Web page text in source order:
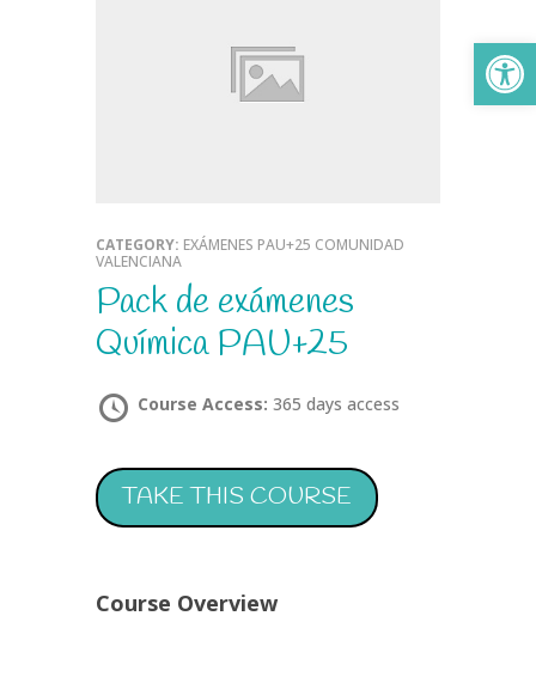
CATEGORY: EXÁMENES PAU+25 COMUNIDAD
VALENCIANA
Pack de exámenes
Química PAU+25
Course Access: 365 days access
TAKE THIS COURSE
Course Overview